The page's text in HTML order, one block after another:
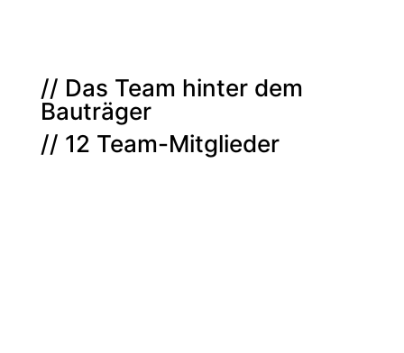
// Das Team hinter dem
Bauträger
// 12 Team-Mitglieder